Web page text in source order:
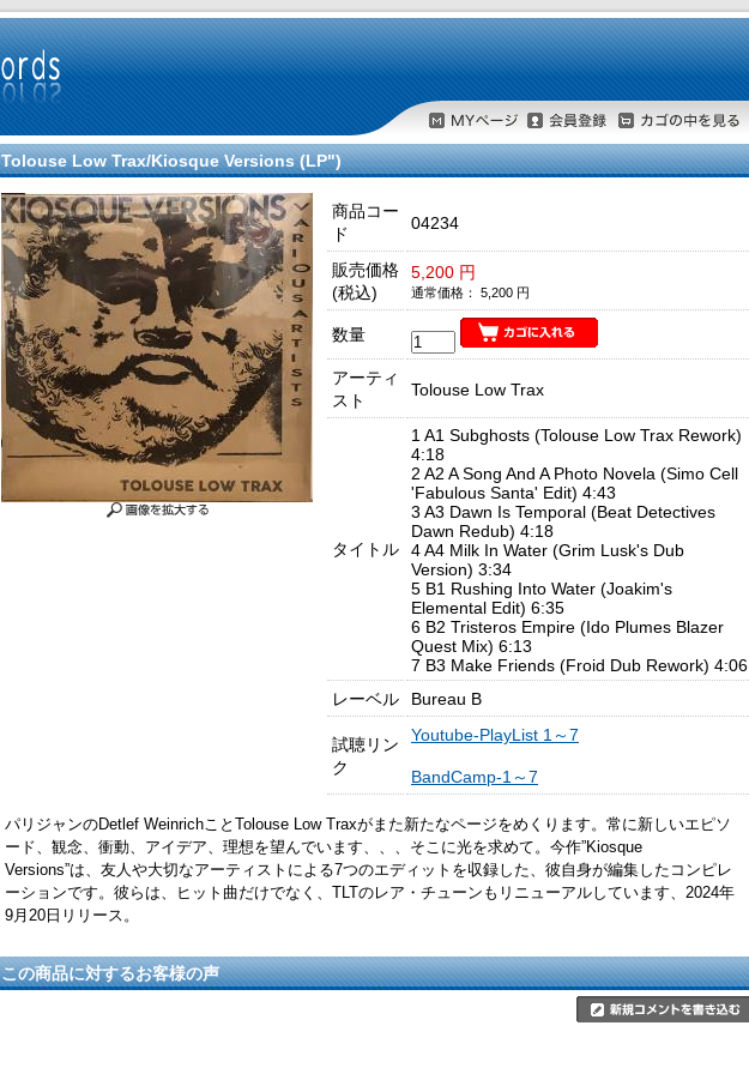
Tolouse Low Trax/Kiosque Versions (LP")
商品コー
ド
04234
販売価格
(税込)
5,200 円
通常価格： 5,200 円
数量
アーティ
スト
Tolouse Low Trax
タイトル
1 A1 Subghosts (Tolouse Low Trax Rework)
4:18
2 A2 A Song And A Photo Novela (Simo Cell
'Fabulous Santa' Edit) 4:43
3 A3 Dawn Is Temporal (Beat Detectives
Dawn Redub) 4:18
4 A4 Milk In Water (Grim Lusk's Dub
Version) 3:34
5 B1 Rushing Into Water (Joakim's
Elemental Edit) 6:35
6 B2 Tristeros Empire (Ido Plumes Blazer
Quest Mix) 6:13
7 B3 Make Friends (Froid Dub Rework) 4:06
レーベル
Bureau B
試聴リン
ク
Youtube-PlayList 1～7
BandCamp-1～7
パリジャンのDetlef WeinrichことTolouse Low Traxがまた新たなページをめくります。常に新しいエピソ
ード、観念、衝動、アイデア、理想を望んでいます、、、そこに光を求めて。今作”Kiosque
Versions”は、友人や大切なアーティストによる7つのエディットを収録した、彼自身が編集したコンピレ
ーションです。彼らは、ヒット曲だけでなく、TLTのレア・チューンもリニューアルしています、2024年
9月20日リリース。
この商品に対するお客様の声